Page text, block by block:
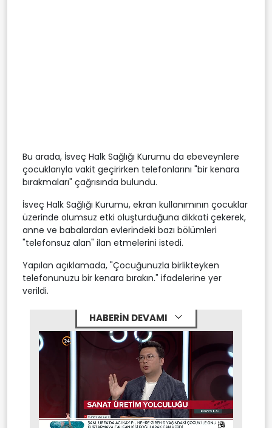
Bu arada, İsveç Halk Sağlığı Kurumu da ebeveynlere
çocuklarıyla vakit geçirirken telefonlarını "bir kenara
bırakmaları" çağrısında bulundu.
İsveç Halk Sağlığı Kurumu, ekran kullanımının çocuklar
üzerinde olumsuz etki oluşturduğuna dikkati çekerek,
anne ve babalardan evlerindeki bazı bölümleri
"telefonsuz alan" ilan etmelerini istedi.
Yapılan açıklamada, "Çocuğunuzla birlikteyken
telefonunuzu bir kenara bırakın." ifadelerine yer
verildi.
HABERİN DEVAMI